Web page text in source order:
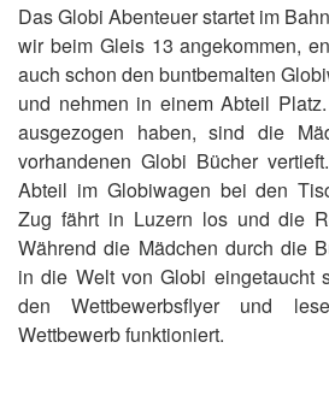
Das Globi Abenteuer startet im
wir beim Gleis 13 angekommen,
auch schon den buntbemalten
und nehmen in einem Abteil
ausgezogen haben, sind die
vorhandenen Globi Bücher
Abteil im Globiwagen bei den
Zug fährt in Luzern los und die
Während die Mädchen durch die
in die Welt von Globi eingetaucht
den Wettbewerbsflyer und
Wettbewerb funktioniert.